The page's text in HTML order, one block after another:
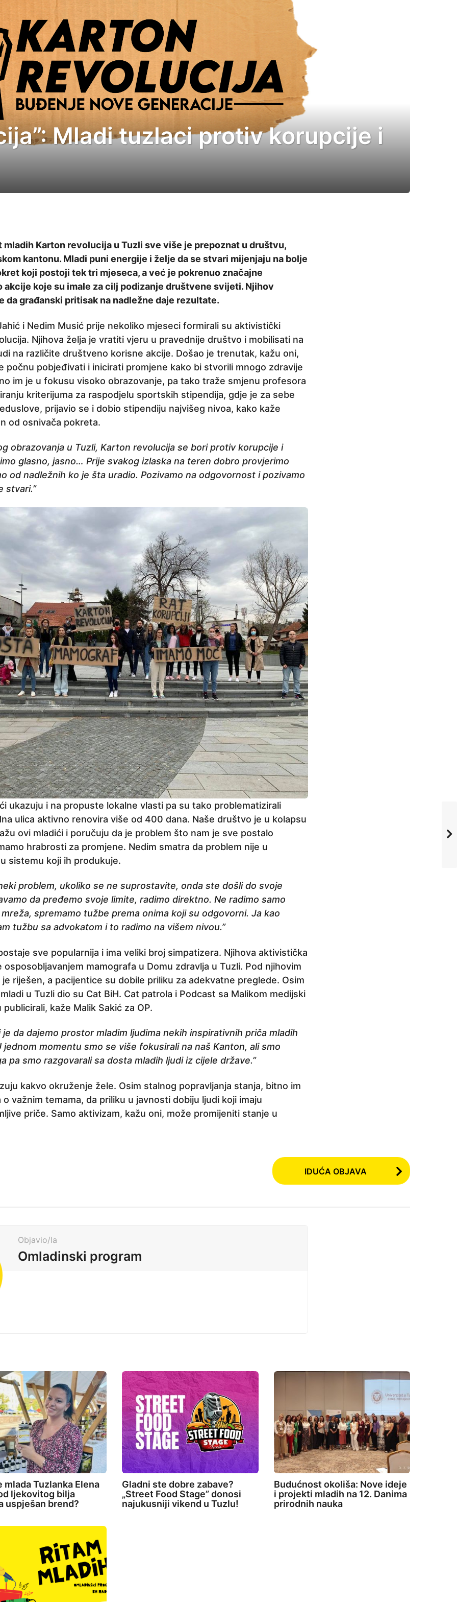
Mladi tuzlaci protiv korupcije i
Karton revolucija u Tuzli sve više je prepoznat u društvu,
kantonu. Mladi puni energije i želje da se stvari mijenjaju na bolje
koji postoji tek tri mjeseca, a već je pokrenuo značajne
koje su imale za cilj podizanje društvene svijeti. Njihov
da građanski pritisak na nadležne daje rezultate.
i Nedim Musić prije nekoliko mjeseci formirali su aktivistički
Njihova želja je vratiti vjeru u pravednije društvo i mobilisati na
na različite društveno korisne akcije. Došao je trenutak, kažu oni,
počnu pobjeđivati i inicirati promjene kako bi stvorili mnogo zdravije
im je u fokusu visoko obrazovanje, pa tako traže smjenu profesora
kriterijuma za raspodjelu sportskih stipendija, gdje je za sebe
prijavio se i dobio stipendiju najvišeg nivoa, kako kaže
od osnivača pokreta.
obrazovanja u Tuzli, Karton revolucija se bori protiv korupcije i
glasno, jasno… Prije svakog izlaska na teren dobro provjerimo
od nadležnih ko je šta uradio. Pozivamo na odgovornost i pozivamo
stvari.”
ukazuju i na propuste lokalne vlasti pa su tako problematizirali
ulica aktivno renovira više od 400 dana. Naše društvo je u kolapsu
ovi mladići i poručuju da je problem što nam je sve postalo
hrabrosti za promjene. Nedim smatra da problem nije u
sistemu koji ih produkuje.
problem, ukoliko se ne suprostavite, onda ste došli do svoje
da pređemo svoje limite, radimo direktno. Ne radimo samo
spremamo tužbe prema onima koji su odgovorni. Ja kao
tužbu sa advokatom i to radimo na višem nivou.”
sve popularnija i ima veliki broj simpatizera. Njihova aktivistička
osposobljavanjem mamografa u Domu zdravlja u Tuzli. Pod njihovim
riješen, a pacijentice su dobile priliku za adekvatne preglede. Osim
u Tuzli dio su Cat BiH. Cat patrola i Podcast sa Malikom medijski
kaže Malik Sakić za OP.
je da dajemo prostor mladim ljudima nekih inspirativnih priča mladih
jednom momentu smo se više fokusirali na naš Kanton, ali smo
pa smo razgovarali sa dosta mladih ljudi iz cijele države.”
kakvo okruženje žele. Osim stalnog popravljanja stanja, bitno im
o važnim temama, da priliku u javnosti dobiju ljudi koji imaju
priče. Samo aktivizam, kažu oni, može promijeniti stanje u
IDUĆA OBJAVA
Objavio/la
Omladinski program
mlada Tuzlanka Elena
ljekovitog bilja
uspješan brend?
Gladni ste dobre zabave?
„Street Food Stage” donosi
najukusniji vikend u Tuzlu!
Budućnost okoliša: Nove ideje
i projekti mladih na 12. Danima
prirodnih nauka